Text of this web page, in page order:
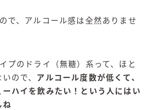
で、アルコール感は全然ありませ
プのドライ（無糖）系って、ほと
ので、 アルコール度数が低くて、
ーハイを飲みたい！という人にはい
ね